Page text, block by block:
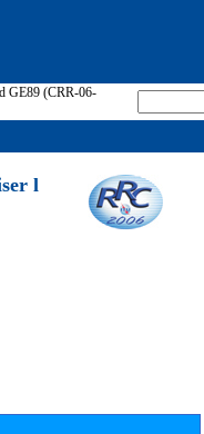
GE89 (CRR-06-
l